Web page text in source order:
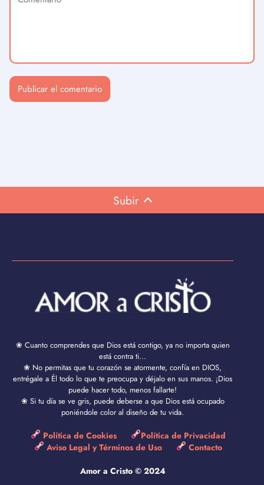
Subir
❀ Cuanto comprendes que Dios está contigo, ya no importa quien
está contra ti...
❀ No permitas que tu corazón se atormente, confía en DIOS,
entrégale a Él todo lo que te preocupa y déjalo en sus manos. ¡Dios
puede hacer todo, menos fallarte!
❀ Si tu día se ve gris, puede deberse a que Dios está ocupado
poniéndole color al diseño de tu vida.
Política de Cookies
Política de Privacidad
Aviso Legal y Términos de Uso
Contacto
Amor a Cristo © 2024